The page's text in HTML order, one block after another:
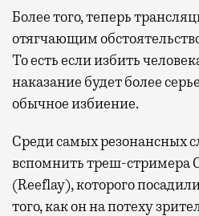
Более того, теперь
отягчающим
То есть если избить
наказание будет более
обычное избиение.
Среди самых резонансных
вспомнить треш-стримера
(Reeflay), которого
того, как он на потеху